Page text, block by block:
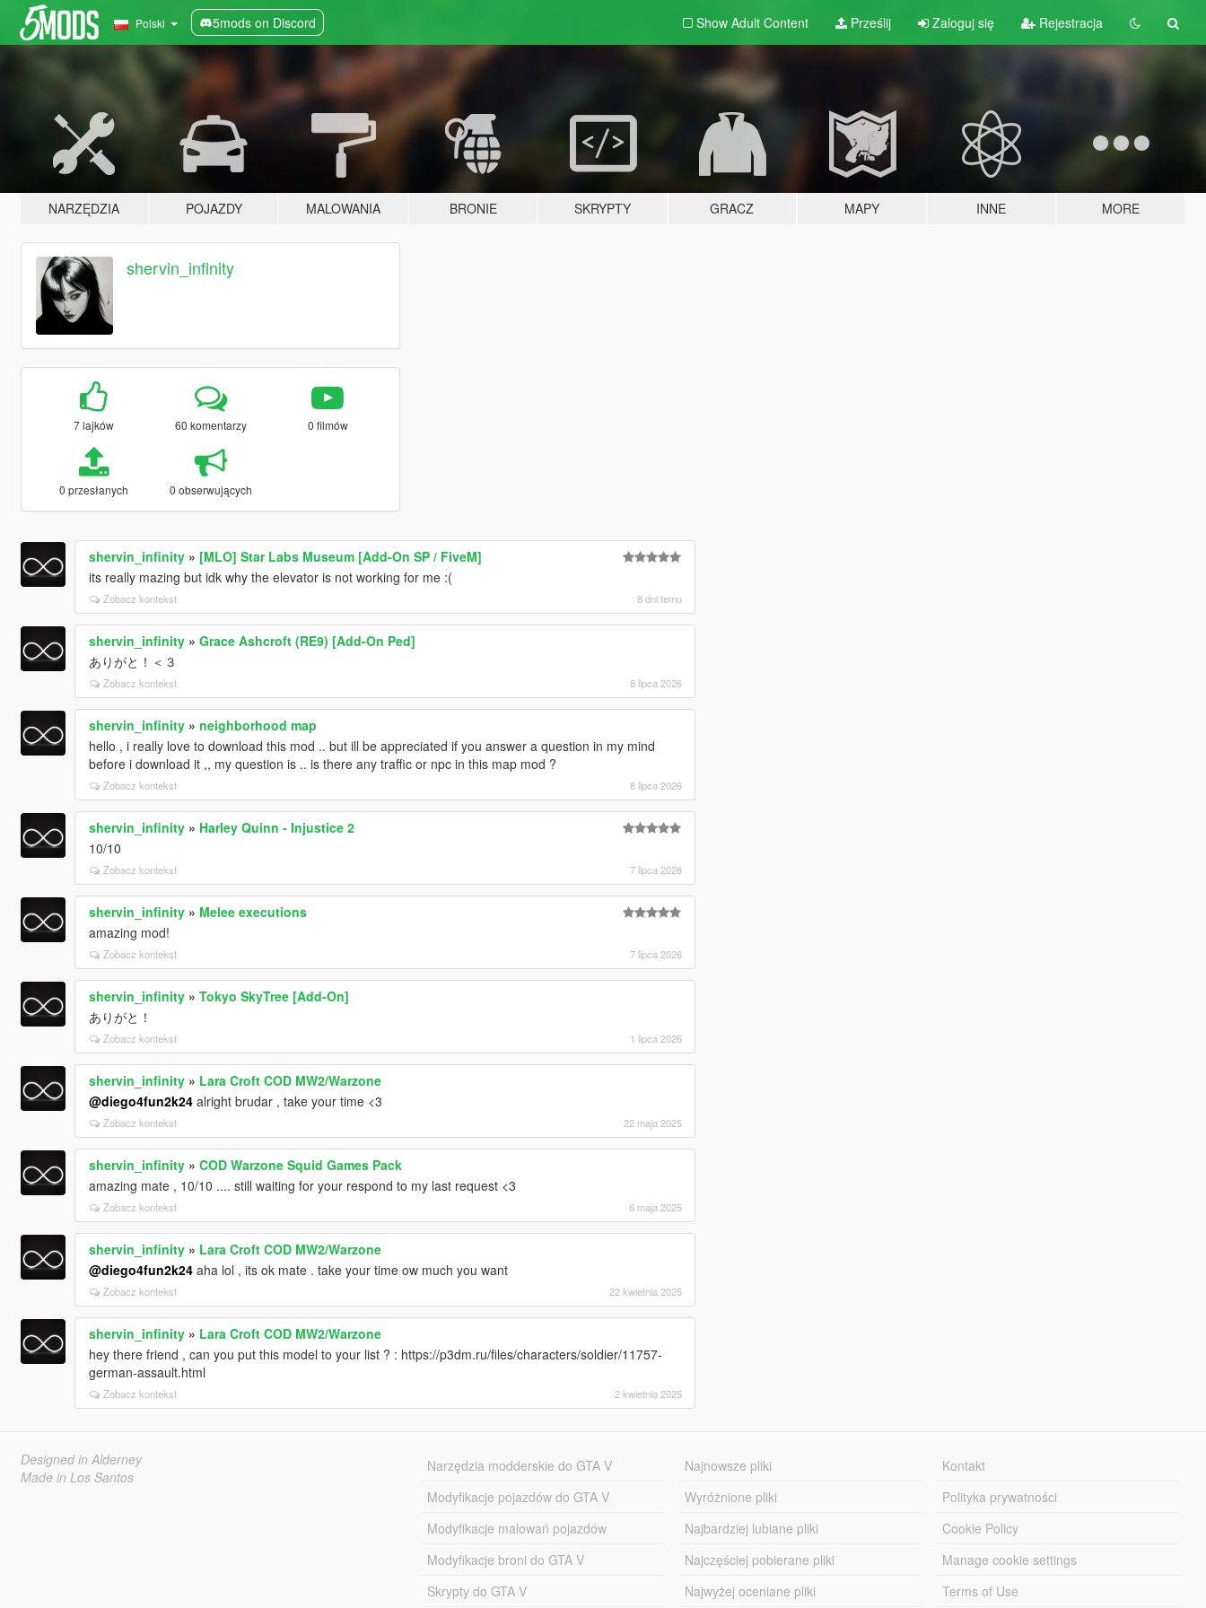
Polski 5mods on Discord Show Adult Content Prześlij Zaloguj się Rejestracja
NARZĘDZIA POJAZDY MALOWANIA BRONIE SKRYPTY GRACZ MAPY INNE MORE
shervin_infinity
7 lajków 60 komentarzy 0 filmów
0 przesłanych 0 obserwujących
shervin_infinity» [MLO] Star Labs Museum [Add-On SP / FiveM]
its really mazing but idk why the elevator is not working for me :(
Zobacz kontekst 8 dni temu
shervin_infinity» Grace Ashcroft (RE9) [Add-On Ped]
ありがと！＜３
Zobacz kontekst 8 lipca 2026
shervin_infinity» neighborhood map
hello , i really love to download this mod .. but ill be appreciated if you answer a question in my mind
before i download it ,, my question is .. is there any traffic or npc in this map mod ?
Zobacz kontekst 8 lipca 2026
shervin_infinity» Harley Quinn - Injustice 2
10/10
Zobacz kontekst 7 lipca 2026
shervin_infinity» Melee executions
amazing mod!
Zobacz kontekst 7 lipca 2026
shervin_infinity» Tokyo SkyTree [Add-On]
ありがと！
Zobacz kontekst 1 lipca 2026
shervin_infinity» Lara Croft COD MW2/Warzone
@diego4fun2k24alright brudar , take your time <3
Zobacz kontekst 22 maja 2025
shervin_infinity» COD Warzone Squid Games Pack
amazing mate , 10/10 .... still waiting for your respond to my last request <3
Zobacz kontekst 6 maja 2025
shervin_infinity» Lara Croft COD MW2/Warzone
@diego4fun2k24aha lol , its ok mate . take your time ow much you want
Zobacz kontekst 22 kwietnia 2025
shervin_infinity» Lara Croft COD MW2/Warzone
hey there friend , can you put this model to your list ? : https://p3dm.ru/files/characters/soldier/11757-
german-assault.html
Zobacz kontekst 2 kwietnia 2025
Designed in Alderney
Made in Los Santos
Narzędzia modderskie do GTA V
Modyfikacje pojazdów do GTA V
Modyfikacje malowań pojazdów
Modyfikacje broni do GTA V
Skrypty do GTA V
Najnowsze pliki
Wyróżnione pliki
Najbardziej lubiane pliki
Najczęściej pobierane pliki
Najwyżej oceniane pliki
Kontakt
Polityka prywatności
Cookie Policy
Manage cookie settings
Terms of Use